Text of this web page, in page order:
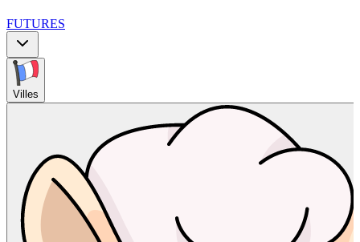
FUTURES
Villes